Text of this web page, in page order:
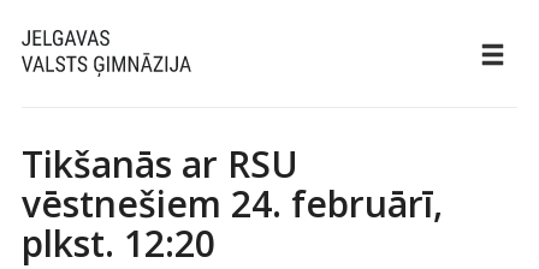
Tikšanās ar RSU
vēstnešiem 24. februārī,
plkst. 12:20